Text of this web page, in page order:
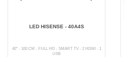
LED HISENSE - 40A4S
40" - 100 CM - FULL HD - SMART TV - 2 HDMI - 1
USB